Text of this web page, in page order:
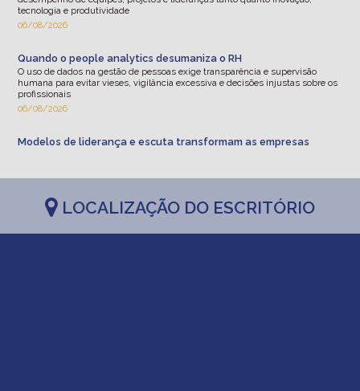
tecnologia e produtividade
06/08/2026
Quando o people analytics desumaniza o RH
O uso de dados na gestão de pessoas exige transparência e supervisão
humana para evitar vieses, vigilância excessiva e decisões injustas sobre os
profissionais
06/08/2026
Modelos de liderança e escuta transformam as empresas
psicológica
LOCALIZAÇÃO DO ESCRITÓRIO